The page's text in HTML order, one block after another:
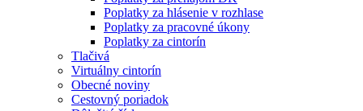
Poplatky za hlásenie v rozhlase
Poplatky za pracovné úkony
Poplatky za cintorín
Tlačivá
Virtuálny cintorín
Obecné noviny
Cestovný poriadok